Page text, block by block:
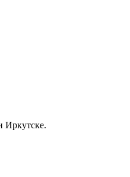
Иркутске.